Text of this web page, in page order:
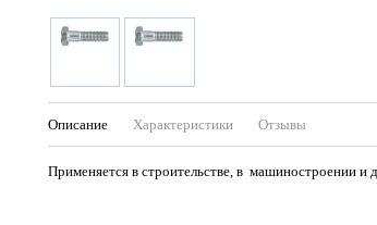
Описание Характеристики Отзывы
Применяется в строительстве, в машиностроении и